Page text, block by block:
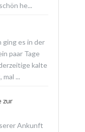
he...
ging es in der
paar Tage
kalte
...
zur
Ankunft